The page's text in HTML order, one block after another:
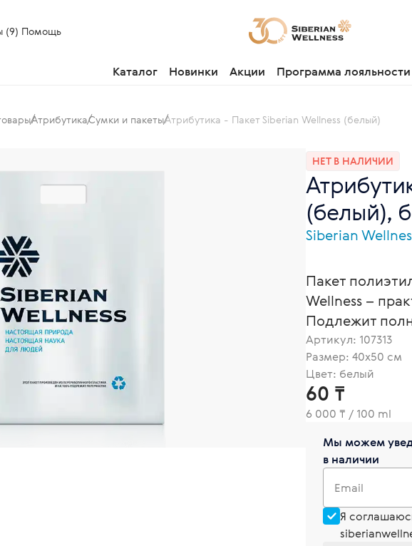
(9) Помощь
Каталог Новинки Акции Программа лояльности
АтрибутикаСумки и пакетыАтрибутика - Пакет Siberian Wellness (белый)
НЕТ В НАЛИЧИИ
(белый),
Siberian
Пакет
Wellness –
Подлежит
Артикул: 107313
Размер: 40х50 см
Цвет: белый
60 ₸
6 000 ₸ / 100 ml
Мы можем
в наличии
Email
Я